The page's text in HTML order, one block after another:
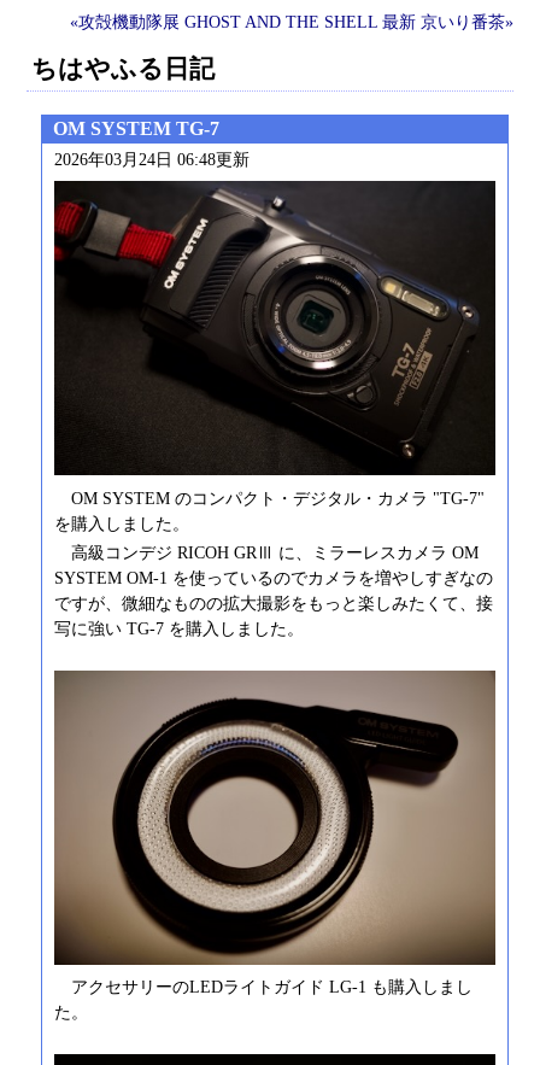
«攻殻機動隊展 GHOST AND THE SHELL 最新 京いり番茶»
ちはやふる日記
OM SYSTEM TG-7
2026年03月24日 06:48更新
OM SYSTEM のコンパクト・デジタル・カメラ "TG-7"
を購入しました。
高級コンデジ RICOH GRⅢ に、ミラーレスカメラ OM
SYSTEM OM-1 を使っているのでカメラを増やしすぎなの
ですが、微細なものの拡大撮影をもっと楽しみたくて、接
写に強い TG-7 を購入しました。
アクセサリーのLEDライトガイド LG-1 も購入しまし
た。